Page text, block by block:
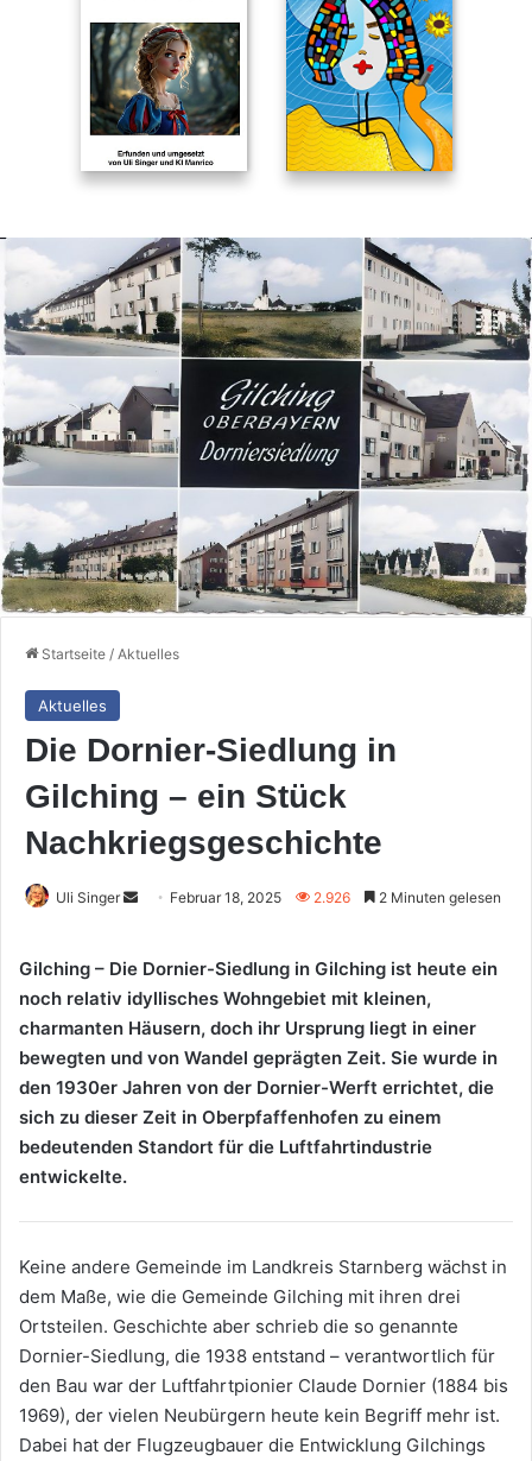
Startseite / Aktuelles
Aktuelles
Die Dornier-Siedlung in
Gilching – ein Stück
Nachkriegsgeschichte
Uli Singer
Sende
Mail
Februar 18, 2025 2.926 2 Minuten gelesen
Gilching – Die Dornier-Siedlung in Gilching ist heute ein
noch relativ idyllisches Wohngebiet mit kleinen,
charmanten Häusern, doch ihr Ursprung liegt in einer
bewegten und von Wandel geprägten Zeit. Sie wurde in
den 1930er Jahren von der Dornier-Werft errichtet, die
sich zu dieser Zeit in Oberpfaffenhofen zu einem
bedeutenden Standort für die Luftfahrtindustrie
entwickelte.
Keine andere Gemeinde im Landkreis Starnberg wächst in
dem Maße, wie die Gemeinde Gilching mit ihren drei
Ortsteilen. Geschichte aber schrieb die so genannte
Dornier-Siedlung, die 1938 entstand – verantwortlich für
den Bau war der Luftfahrtpionier Claude Dornier (1884 bis
1969), der vielen Neubürgern heute kein Begriff mehr ist.
Dabei hat der Flugzeugbauer die Entwicklung Gilchings